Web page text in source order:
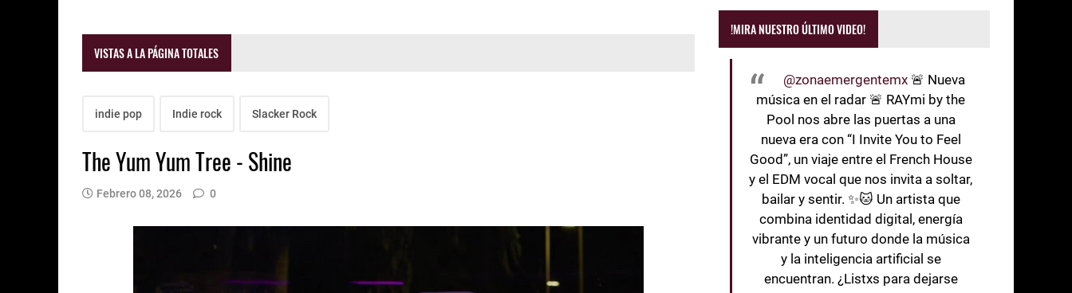
VISTAS A LA PÁGINA TOTALES
indie pop Indie rock Slacker Rock
The Yum Yum Tree - Shine
Febrero 08, 2026 0
!MIRA NUESTRO ÚLTIMO VIDEO!
@zonaemergentemx 🚨 Nueva
música en el radar 🚨 RAYmi by the
Pool nos abre las puertas a una
nueva era con “I Invite You to Feel
Good”, un viaje entre el French House
y el EDM vocal que nos invita a soltar,
bailar y sentir. ✨🐱 Un artista que
combina identidad digital, energía
vibrante y un futuro donde la música
y la inteligencia artificial se
encuentran. ¿Listxs para dejarse